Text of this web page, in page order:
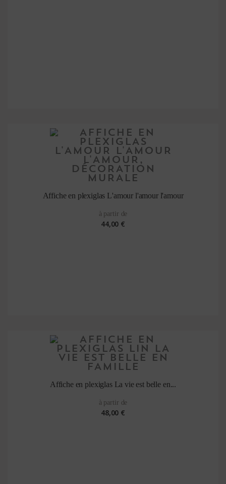
Affiche en plexiglas L'amour l'amour l'amour
à partir de
44,00 €
Affiche en plexiglas La vie est belle en...
à partir de
48,00 €